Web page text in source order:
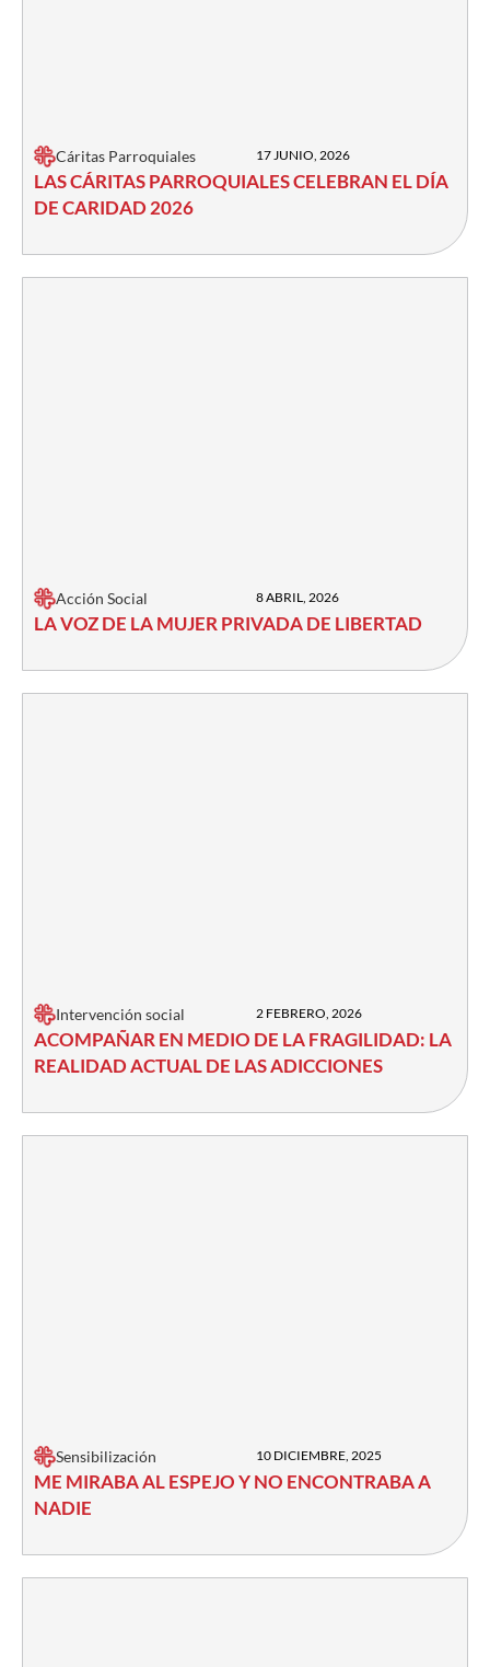
Cáritas Parroquiales 17 JUNIO, 2026
LAS CÁRITAS PARROQUIALES CELEBRAN EL DÍA
DE CARIDAD 2026
Acción Social 8 ABRIL, 2026
LA VOZ DE LA MUJER PRIVADA DE LIBERTAD
Intervención social 2 FEBRERO, 2026
ACOMPAÑAR EN MEDIO DE LA FRAGILIDAD: LA
REALIDAD ACTUAL DE LAS ADICCIONES
Sensibilización 10 DICIEMBRE, 2025
ME MIRABA AL ESPEJO Y NO ENCONTRABA A
NADIE